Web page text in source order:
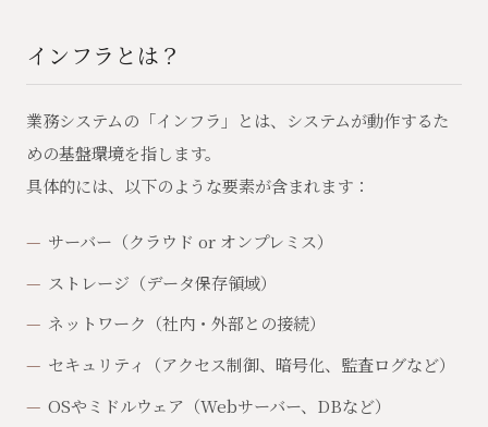
インフラとは？
業務システムの「インフラ」とは、システムが動作するた
めの基盤環境を指します。
具体的には、以下のような要素が含まれます：
サーバー（クラウド or オンプレミス）
ストレージ（データ保存領域）
ネットワーク（社内・外部との接続）
セキュリティ（アクセス制御、暗号化、監査ログなど）
OSやミドルウェア（Webサーバー、DBなど）